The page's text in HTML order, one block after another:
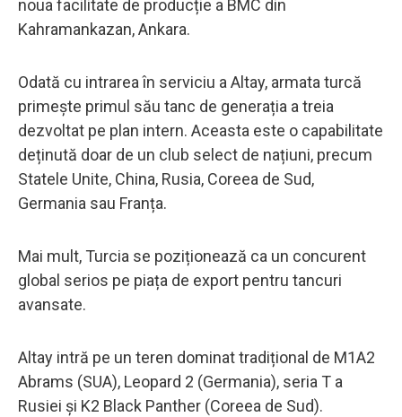
noua facilitate de producție a BMC din
Kahramankazan, Ankara.
Odată cu intrarea în serviciu a Altay, armata turcă
primește primul său tanc de generația a treia
dezvoltat pe plan intern. Aceasta este o capabilitate
deținută doar de un club select de națiuni, precum
Statele Unite, China, Rusia, Coreea de Sud,
Germania sau Franța.
Mai mult, Turcia se poziționează ca un concurent
global serios pe piața de export pentru tancuri
avansate.
Altay intră pe un teren dominat tradițional de M1A2
Abrams (SUA), Leopard 2 (Germania), seria T a
Rusiei și K2 Black Panther (Coreea de Sud).